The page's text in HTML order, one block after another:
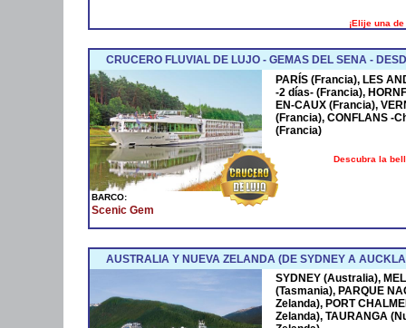
¡Elije una
CRUCERO FLUVIAL DE LUJO - GEMAS DEL SENA -
BARCO:
Scenic Gem
PARÍS (Francia), LES
-2 días- (Francia),
EN-CAUX (Francia),
(Francia), CONFLANS -
(Francia)
Descubra la
AUSTRALIA Y NUEVA ZELANDA (DE SYDNEY A
SYDNEY (Australia),
(Tasmania), PARQUE
Zelanda), PORT
Zelanda), TAURANGA